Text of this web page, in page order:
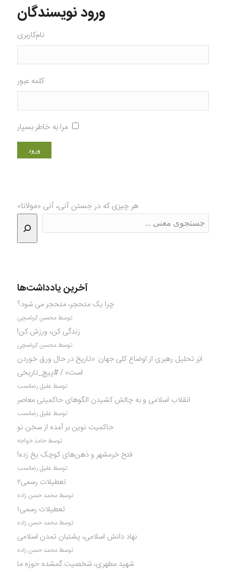
ورود نویسندگان
نام‌کاربری
کلمه عبور
مرا به خاطر بسپار
هر چیزی که در جستن آنی، آنی «مولانا»
آخرین یادداشت‌ها
چرا یک متحجر، متحجر می شود؟
توسط محسن کرباسچی
زندگی کن، ورزش کن!
توسط محسن کرباسچی
ابَر تحلیل رهبری از اوضاع کلی جهان: «تاریخ در حال ورق خوردن
است» / #پیچ_تاریخی
توسط عقیل رضانسب
انقلاب اسلامی و به چالش کشیدن الگوهای حاکمیتی معاصر
توسط عقیل رضانسب
حاکمیت نوین بر آمده از سخن نو
توسط حامد خواجه
فتح خرمشهر و ذهن‌های کوچک یخ زده!
توسط عقیل رضانسب
تعطیلات رسمی۲
توسط محمد حسن زاده
تعطیلات رسمی۱
توسط محمد حسن زاده
نهاد دانش اسلامی، پشتبان تمدن اسلامی
توسط محمد حسن زاده
شهید مطهری، شخصیت گمشده حوزه ما